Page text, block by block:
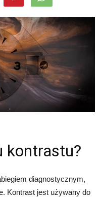
kontrastu?
diagnostycznym,
Kontrast jest używany do